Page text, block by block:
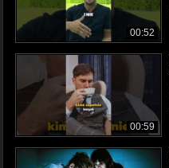
00:52
00:59